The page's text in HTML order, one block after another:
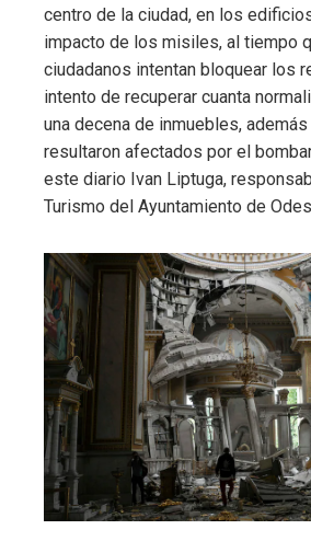
centro de la ciudad, en los
impacto de los misiles, al tiempo
ciudadanos intentan bloquear los
intento de recuperar cuanta
una decena de inmuebles,
resultaron afectados por el
este diario Ivan Liptuga,
Turismo del Ayuntamiento de